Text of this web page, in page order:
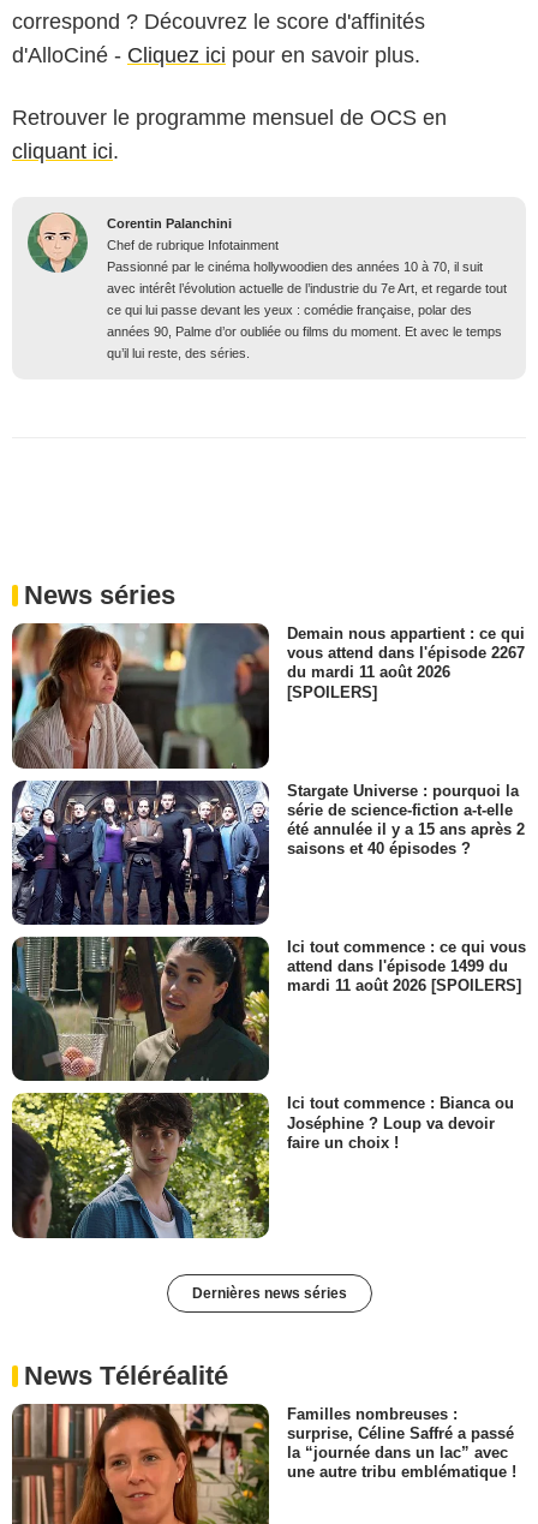
correspond ? Découvrez le score d'affinités
d'AlloCiné - Cliquez ici pour en savoir plus.
Retrouver le programme mensuel de OCS en
cliquant ici.
Corentin Palanchini
Chef de rubrique Infotainment
Passionné par le cinéma hollywoodien des années 10 à 70, il suit
avec intérêt l’évolution actuelle de l’industrie du 7e Art, et regarde tout
ce qui lui passe devant les yeux : comédie française, polar des
années 90, Palme d’or oubliée ou films du moment. Et avec le temps
qu’il lui reste, des séries.
News séries
Demain nous appartient : ce qui
vous attend dans l'épisode 2267
du mardi 11 août 2026
[SPOILERS]
Stargate Universe : pourquoi la
série de science-fiction a-t-elle
été annulée il y a 15 ans après 2
saisons et 40 épisodes ?
Ici tout commence : ce qui vous
attend dans l'épisode 1499 du
mardi 11 août 2026 [SPOILERS]
Ici tout commence : Bianca ou
Joséphine ? Loup va devoir
faire un choix !
Dernières news séries
News Téléréalité
Familles nombreuses :
surprise, Céline Saffré a passé
la “journée dans un lac” avec
une autre tribu emblématique !